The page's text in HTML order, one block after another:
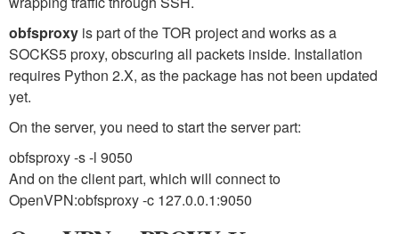
obfsproxy is part of the TOR project and works as a
SOCKS5 proxy, obscuring all packets inside. Installation
requires Python 2.X, as the package has not been updated
yet.
On the server, you need to start the server part:
obfsproxy -s -l 9050
And on the client part, which will connect to
OpenVPN:obfsproxy -c 127.0.0.1:9050